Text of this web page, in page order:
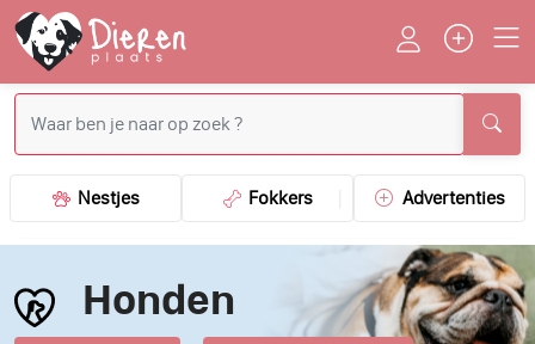
Nestjes Fokkers Advertenties
Honden